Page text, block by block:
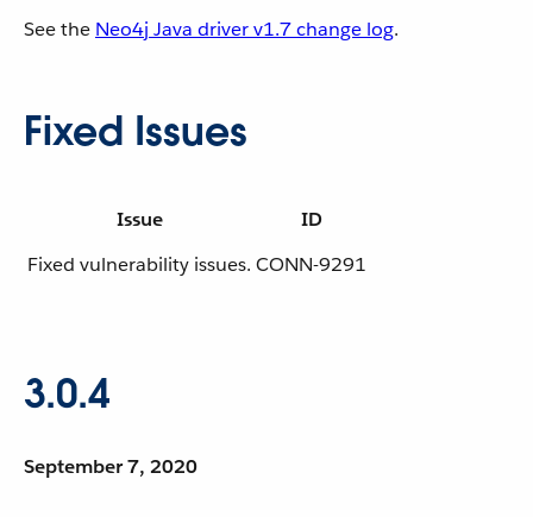
See the Neo4j Java driver v1.7 change log.
Fixed Issues
Issue
ID
Fixed vulnerability issues. CONN-9291
3.0.4
September 7, 2020